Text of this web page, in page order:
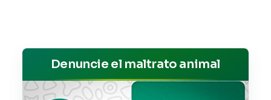
Denuncie el maltrato animal